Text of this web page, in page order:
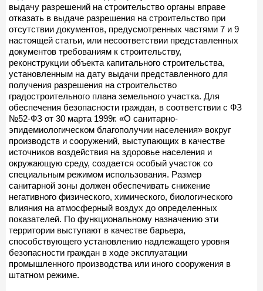
выдачу разрешений на строительство органы вправе
отказать в выдаче разрешения на строительство при
отсутствии документов, предусмотренных частями 7 и 9
настоящей статьи, или несоответствии представленных
документов требованиям к строительству,
реконструкции объекта капитального строительства,
установленным на дату выдачи представленного для
получения разрешения на строительство
градостроительного плана земельного участка. Для
обеспечения безопасности граждан, в соответствии с ФЗ
№52-ФЗ от 30 марта 1999г. «О санитарно-
эпидемиологическом благополучии населения» вокруг
производств и сооружений, выступающих в качестве
источников воздействия на здоровье населения и
окружающую среду, создается особый участок со
специальным режимом использования. Размер
санитарной зоны должен обеспечивать снижение
негативного физического, химического, биологического
влияния на атмосферный воздух до определенных
показателей. По функциональному назначению эти
территории выступают в качестве барьера,
способствующего установлению надлежащего уровня
безопасности граждан в ходе эксплуатации
промышленного производства или иного сооружения в
штатном режиме.